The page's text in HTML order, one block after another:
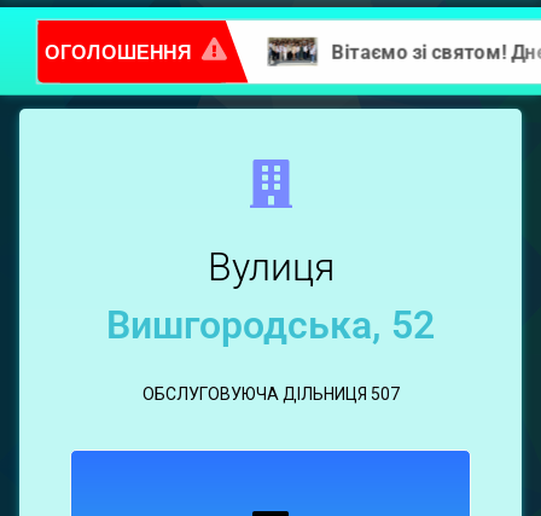
ОГОЛОШЕННЯ
Вишгородська,
Вулиця
Вишгородська, 52
ОБСЛУГОВУЮЧА ДІЛЬНИЦЯ 507